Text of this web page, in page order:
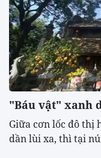
"Báu vật" xanh
​Giữa cơn lốc đô thị
dần lùi xa, thì tại